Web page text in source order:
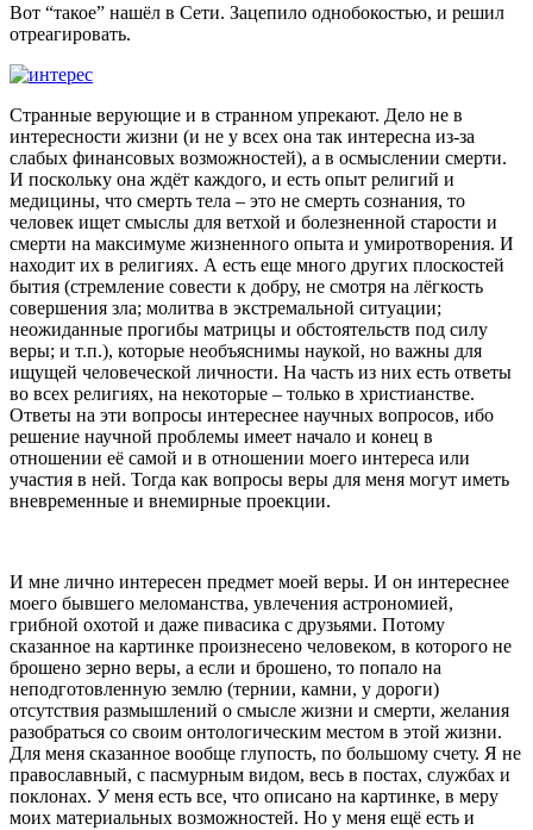
Вот “такое” нашёл в Сети. Зацепило однобокостью, и решил
отреагировать.
Странные верующие и в странном упрекают. Дело не в
интересности жизни (и не у всех она так интересна из-за
слабых финансовых возможностей), а в осмыслении смерти.
И поскольку она ждёт каждого, и есть опыт религий и
медицины, что смерть тела – это не смерть сознания, то
человек ищет смыслы для ветхой и болезненной старости и
смерти на максимуме жизненного опыта и умиротворения. И
находит их в религиях. А есть еще много других плоскостей
бытия (стремление совести к добру, не смотря на лёгкость
совершения зла; молитва в экстремальной ситуации;
неожиданные прогибы матрицы и обстоятельств под силу
веры; и т.п.), которые необъяснимы наукой, но важны для
ищущей человеческой личности. На часть из них есть ответы
во всех религиях, на некоторые – только в христианстве.
Ответы на эти вопросы интереснее научных вопросов, ибо
решение научной проблемы имеет начало и конец в
отношении её самой и в отношении моего интереса или
участия в ней. Тогда как вопросы веры для меня могут иметь
вневременные и внемирные проекции.
И мне лично интересен предмет моей веры. И он интереснее
моего бывшего меломанства, увлечения астрономией,
грибной охотой и даже пивасика с друзьями. Потому
сказанное на картинке произнесено человеком, в которого не
брошено зерно веры, а если и брошено, то попало на
неподготовленную землю (тернии, камни, у дороги)
отсутствия размышлений о смысле жизни и смерти, желания
разобраться со своим онтологическим местом в этой жизни.
Для меня сказанное вообще глупость, по большому счету. Я не
православный, с пасмурным видом, весь в постах, службах и
поклонах. У меня есть все, что описано на картинке, в меру
моих материальных возможностей. Но у меня ещё есть и